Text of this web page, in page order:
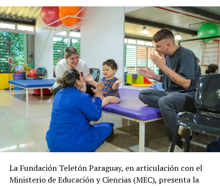
La Fundación Teletón Paraguay, en articulación con el
Ministerio de Educación y Ciencias (MEC), presenta la